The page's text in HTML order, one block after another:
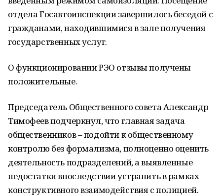
отдела Госавтоинспекции завершилось беседой с
гражданами, находившимися в зале получения
государственных услуг.
О функционировании РЭО отзывы получены
положительные.
Председатель Общественного совета Александр
Тимофеев подчеркнул, что главная задача
общественников – подойти к общественному
контролю без формализма, полноценно оценить
деятельность подразделений, а выявленные
недостатки впоследствии устранить в рамках
конструктивного взаимодействия с полицией.